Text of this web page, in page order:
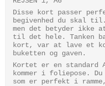
Disse kort passer
begivenhed du skal
men det betyder ikke
til det hele. Tanken
kort, var at lave et
buketten og gaven.
Kortet er en standard
kommer i foliepose.
som er perfekt i